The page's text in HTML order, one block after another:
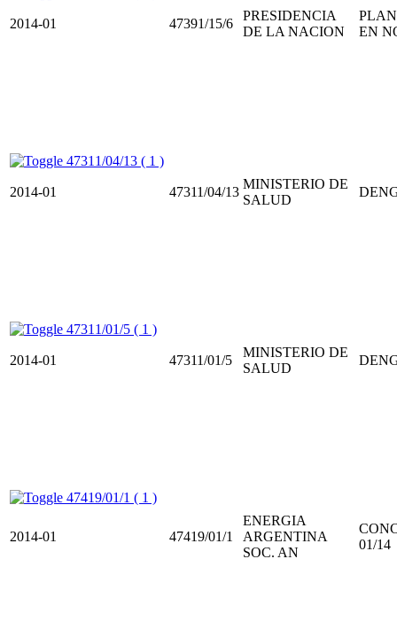
2014-01 47391/15/6
PRESIDENCIA
DE LA NACION
EN
47311/04/13 ( 1 )
2014-01 47311/04/13
MINISTERIO DE
SALUD
47311/01/5 ( 1 )
2014-01 47311/01/5
MINISTERIO DE
SALUD
47419/01/1 ( 1 )
2014-01 47419/01/1
ENERGIA
ARGENTINA
SOC. AN
01/14